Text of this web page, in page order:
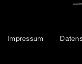
Impressum